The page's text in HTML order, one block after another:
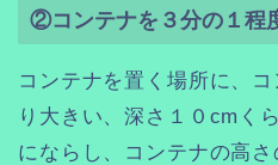
②コンテナを３分の１程
コンテナを置く場所に、
り大きい、深さ１０cmく
にならし、コンテナの高